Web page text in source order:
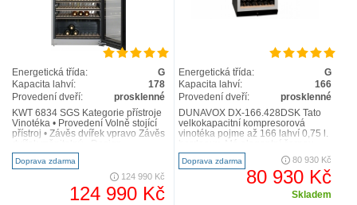
Energetická třída:
G
Kapacita lahví:
178
Provedení dveří:
prosklenné
KWT 6834 SGS Kategorie přístroje
Vinotéka • Provedení Volně stojící
přístroj • Závěs dvířek vpravo Závěs
Doprava zdarma
124 990 Kč
124 990 Kč
Energetická třída:
G
Kapacita lahví:
166
Provedení dveří:
prosklenné
DUNAVOX DX-166.428DSK Tato
velkokapacitní kompresorová
vinotéka pojme až 166 lahví 0,75 l.
barvu a díky přením průduc..
Doprava zdarma 80 930 Kč
80 930 Kč
Skladem